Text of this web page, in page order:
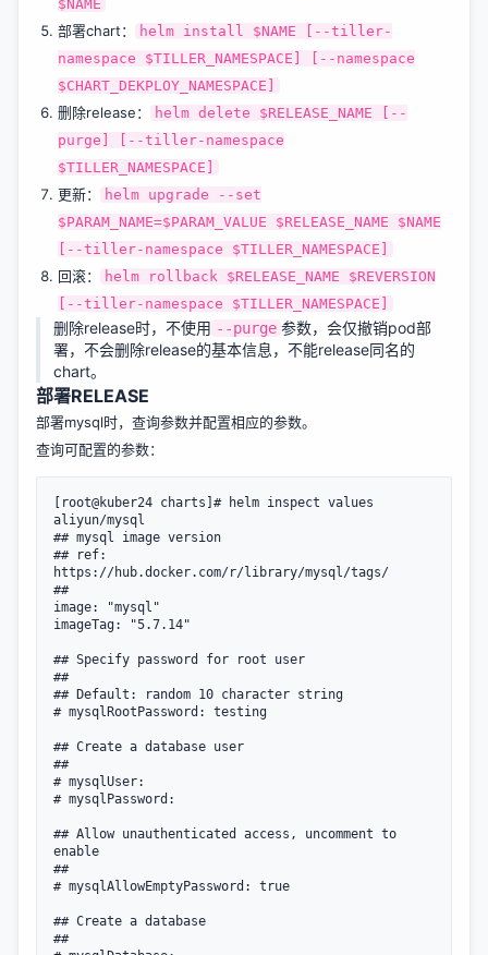
$NAME
部署chart：
helm install $NAME [--tiller-
namespace $TILLER_NAMESPACE] [--namespace
$CHART_DEKPLOY_NAMESPACE]
删除release：
helm delete $RELEASE_NAME [--
purge] [--tiller-namespace
$TILLER_NAMESPACE]
更新：
helm upgrade --set
$PARAM_NAME=$PARAM_VALUE $RELEASE_NAME $NAME
[--tiller-namespace $TILLER_NAMESPACE]
回滚：
helm rollback $RELEASE_NAME $REVERSION
[--tiller-namespace $TILLER_NAMESPACE]
删除release时，不使用 --purge 参数，会仅撤销pod部
署，不会删除release的基本信息，不能release同名的
chart。
部署RELEASE
部署mysql时，查询参数并配置相应的参数。
查询可配置的参数：
[root@kuber24 charts]# helm inspect values
aliyun/mysql
## mysql image version
## ref:
https://hub.docker.com/r/library/mysql/tags/
##
image: "mysql"
imageTag: "5.7.14"
## Specify password for root user
##
## Default: random 10 character string
# mysqlRootPassword: testing
## Create a database user
##
# mysqlUser:
# mysqlPassword:
## Allow unauthenticated access, uncomment to
enable
##
# mysqlAllowEmptyPassword: true
## Create a database
##